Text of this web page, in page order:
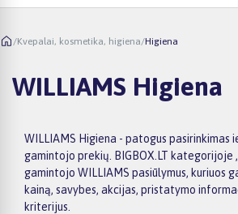
/Kvepalai, kosmetika, higiena/Higiena
WILLIAMS Higiena
WILLIAMS Higiena - patogus pasirinkimas
gamintojo prekių. BIGBOX.LT kategorijoje
gamintojo WILLIAMS pasiūlymus, kuriuos
kainą, savybes, akcijas, pristatymo
kriterijus.